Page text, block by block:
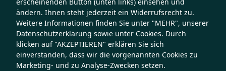
ändern. Ihnen steht jederzeit ein Widerrufsrecht zu.
Weitere Informationen finden Sie unter "MEHR", unserer
Datenschutzerklärung sowie unter Cookies. Durch
klicken auf "AKZEPTIEREN" erklären Sie sich
einverstanden, dass wir die vorgenannten Cookies zu
Marketing- und zu Analyse-Zwecken setzen.